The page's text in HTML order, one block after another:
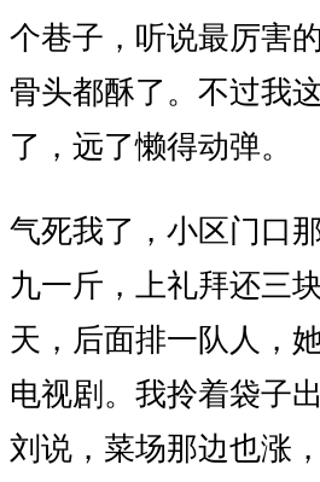
个巷子，听说最厉害
骨头都酥了。不过我
了，远了懒得动弹。
气死我了，小区门口
九一斤，上礼拜还三
天，后面排一队人，
电视剧。我拎着袋子
刘说，菜场那边也涨